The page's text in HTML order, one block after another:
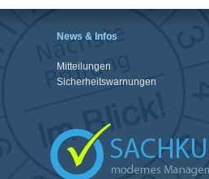
News & Infos
Mitteilungen
Sicherheitswarnungen